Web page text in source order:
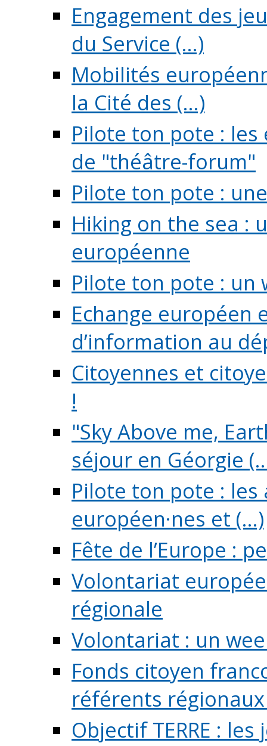
Engagement des
du Service (...)
Mobilités
la Cité des (...)
Pilote ton pote :
de "théâtre-forum"
Pilote ton pote :
Hiking on the sea :
européenne
Pilote ton pote : un
Echange européen
d’information au
Citoyennes et
!
"Sky Above me,
séjour en Géorgie
Pilote ton pote :
européen·nes et (...)
Fête de l’Europe :
Volontariat
régionale
Volontariat : un
Fonds citoyen
référents régionaux
Objectif TERRE :